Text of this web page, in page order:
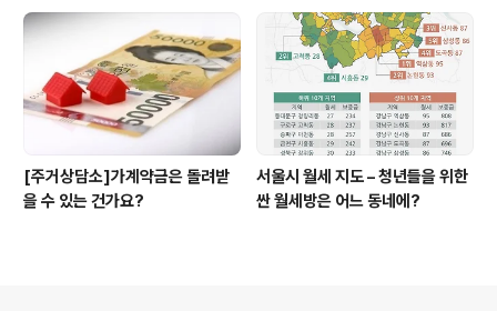
[주거상담소]가계약금은 돌려받
을 수 있는 건가요?
서울시 월세 지도 – 청년들을 위한
싼 월세방은 어느 동네에?